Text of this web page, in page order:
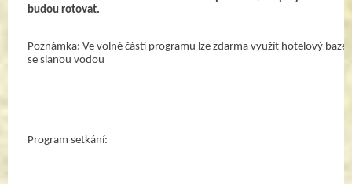
budou rotovat.
Poznámka: Ve volné části programu lze zdarma využít hotelový
se slanou vodou
Program setkání: